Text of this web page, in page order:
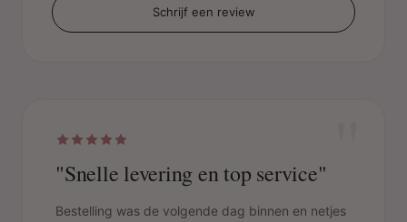
Schrijf een review
"Snelle levering en top service"
Bestelling was de volgende dag binnen en netjes